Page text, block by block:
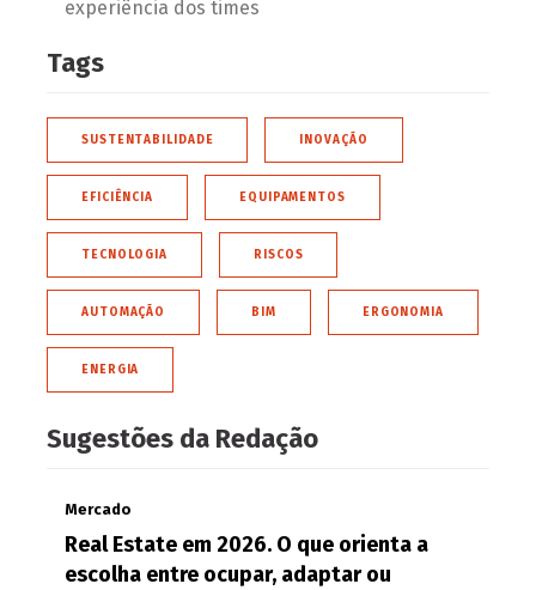
experiência dos times
Tags
SUSTENTABILIDADE INOVAÇÃO
EFICIÊNCIA EQUIPAMENTOS
TECNOLOGIA RISCOS
AUTOMAÇÃO BIM ERGONOMIA
ENERGIA
Sugestões da Redação
Mercado
Real Estate em 2026. O que orienta a
escolha entre ocupar, adaptar ou